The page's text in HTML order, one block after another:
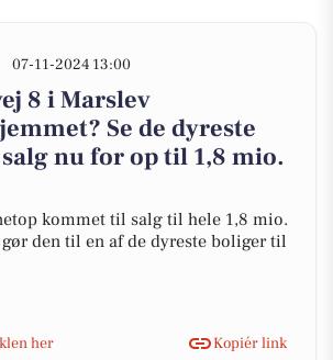
07-11-2024 13:00
8 i Marslev
Se de dyreste
nu for op til 1,8 mio.
kommet til salg til hele 1,8 mio.
den til en af de dyreste boliger til
her
Kopiér link